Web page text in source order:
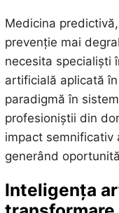
Medicina
prevenție mai
necesita specialiști
artificială aplicată
paradigmă în
profesioniștii din
impact semnificativ
generând
Inteligența